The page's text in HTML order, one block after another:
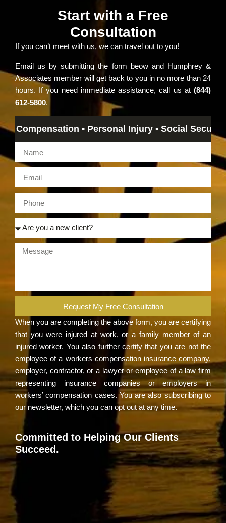
Committed to Helping Our Clients
Succeed.
Start with a Free
Consultation
If you can’t meet with us, we can travel out to you!
Email us by submitting the form beow and Humphrey &
Associates member will get back to you in no more than 24
hours. If you need immediate assistance, call us at (844)
612-5800.
• Personal Injury • Social Security
Request My Free Consultation
When you are completing the above form, you are certifying
that you were injured at work, or a family member of an
injured worker. You also further certify that you are not the
employee of a workers compensation insurance company,
employer, contractor, or a lawyer or employee of a law firm
representing insurance companies or employers in
workers’ compensation cases. You are also subscribing to
our newsletter, which you can opt out at any time.